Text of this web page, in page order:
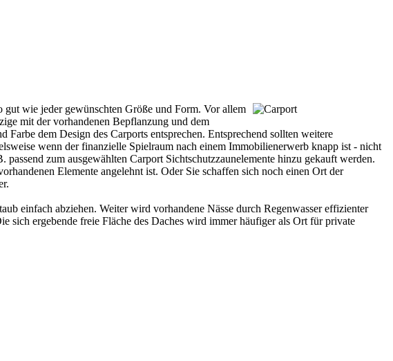
wie jeder gewünschten Größe und Form. Vor allem
mit der vorhandenen Bepflanzung und dem
Farbe dem Design des Carports entsprechen. Entsprechend sollten weitere
wenn der finanzielle Spielraum nach einem Immobilienerwerb knapp ist - nicht
zum ausgewählten Carport Sichtschutzzaunelemente hinzu gekauft werden.
Elemente angelehnt ist. Oder Sie schaffen sich noch einen Ort der
einfach abziehen. Weiter wird vorhandene Nässe durch Regenwasser effizienter
sich ergebende freie Fläche des Daches wird immer häufiger als Ort für private